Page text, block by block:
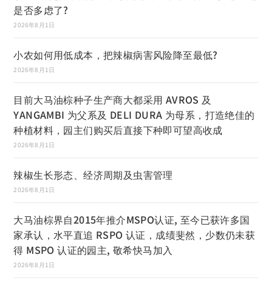
是否多虑了?
2026年8月1日
小农如何用低成本，把辣椒病害风险降至最低?
2026年8月1日
目前大马油棕种子生产商大都采用 AVROS 及
YANGAMBI 为父系及 DELI DURA 为母系，打造绝佳的
种植材料，园主们购买后直接下种即可望高收成
2026年8月1日
辣椒生长形态、经济周期及虫害管理
2026年8月1日
大马油棕界自2015年推介MSPO认证, 至今已获许多国
家承认，水平直追 RSPO 认证，成绩斐然，少数仍未获
得 MSPO 认证的园主, 敬希快马加入
2026年8月1日